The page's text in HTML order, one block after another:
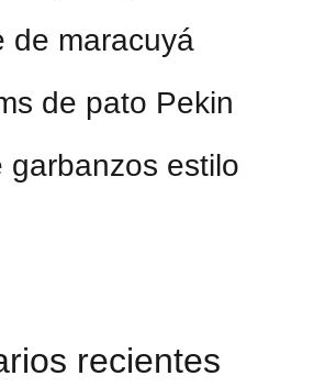
de maracuyá
de pato Pekin
garbanzos estilo
recientes